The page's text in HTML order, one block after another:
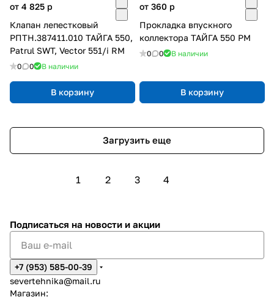
от 4 825 p
Клапан лепестковый
РПТН.387411.010 ТАЙГА 550,
Patrul SWT, Vector 551/i RM
0 0 В наличии
В корзину
от 360 p
Прокладка впускного
коллектора ТАЙГА 550 РМ
0 0 В наличии
В корзину
Загрузить еще
1 2 3 4
Подписаться на новости и акции
+7 (953) 585-00-39
severtehnika@mail.ru
Магазин: